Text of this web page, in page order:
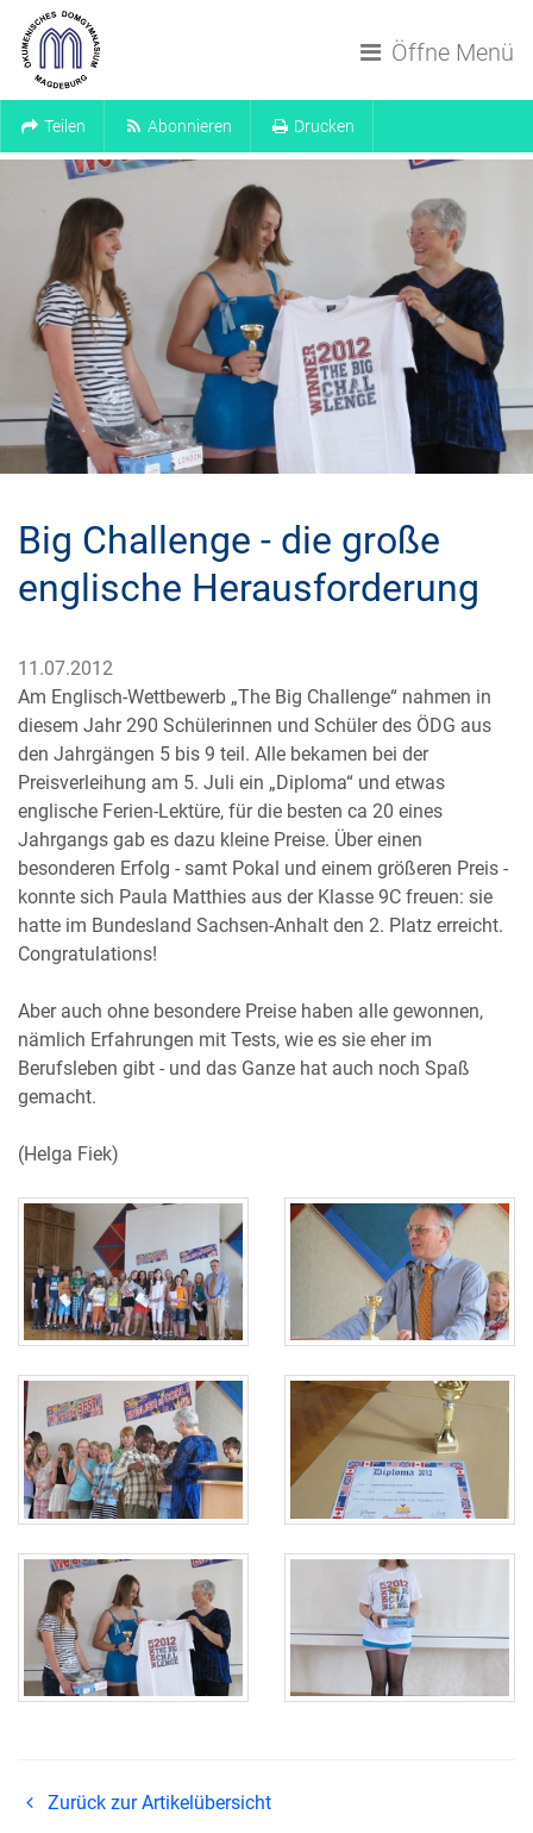
Öffne Menü
Teilen Abonnieren Drucken
Big Challenge - die große
englische Herausforderung
11.07.2012
Am Englisch-Wettbewerb „The Big Challenge“ nahmen in
diesem Jahr 290 Schülerinnen und Schüler des ÖDG aus
den Jahrgängen 5 bis 9 teil. Alle bekamen bei der
Preisverleihung am 5. Juli ein „Diploma“ und etwas
englische Ferien-Lektüre, für die besten ca 20 eines
Jahrgangs gab es dazu kleine Preise. Über einen
besonderen Erfolg - samt Pokal und einem größeren Preis -
konnte sich Paula Matthies aus der Klasse 9C freuen: sie
hatte im Bundesland Sachsen-Anhalt den 2. Platz erreicht.
Congratulations!
Aber auch ohne besondere Preise haben alle gewonnen,
nämlich Erfahrungen mit Tests, wie es sie eher im
Berufsleben gibt - und das Ganze hat auch noch Spaß
gemacht.
(Helga Fiek)
Zurück zur Artikelübersicht